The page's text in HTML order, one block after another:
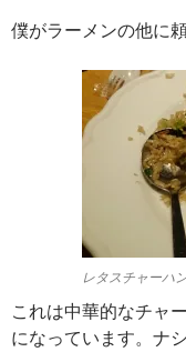
僕がラーメンの他に
レタスチャーハ
これは中華的なチャ
になっています。ナ